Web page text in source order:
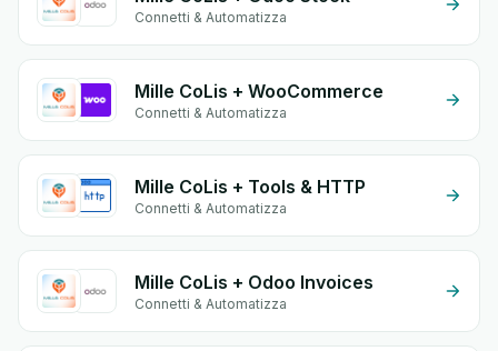
Connetti & Automatizza
Mille CoLis + WooCommerce
Connetti & Automatizza
Mille CoLis + Tools & HTTP
Connetti & Automatizza
Mille CoLis + Odoo Invoices
Connetti & Automatizza